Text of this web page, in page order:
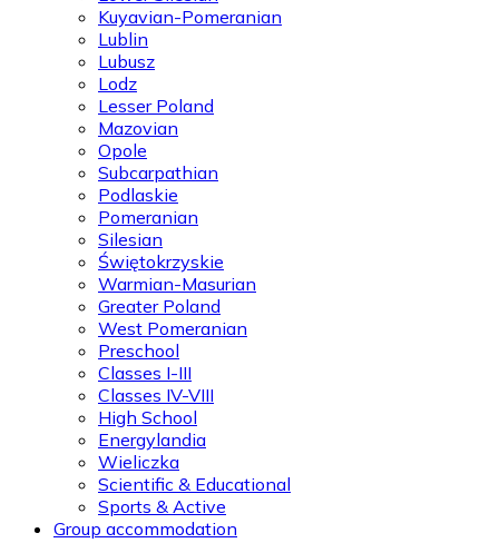
Kuyavian-Pomeranian
Lublin
Lubusz
Lodz
Lesser Poland
Mazovian
Opole
Subcarpathian
Podlaskie
Pomeranian
Silesian
Świętokrzyskie
Warmian-Masurian
Greater Poland
West Pomeranian
Preschool
Classes I-III
Classes IV-VIII
High School
Energylandia
Wieliczka
Scientific & Educational
Sports & Active
Group accommodation